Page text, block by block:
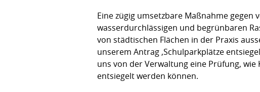
Eine zügig umsetzbare Maßnahme gegen
wasserdurchlässigen und begrünbaren
von städtischen Flächen in der Praxis
unserem Antrag ‚Schulparkplätze
uns von der Verwaltung eine Prüfung,
entsiegelt werden können.